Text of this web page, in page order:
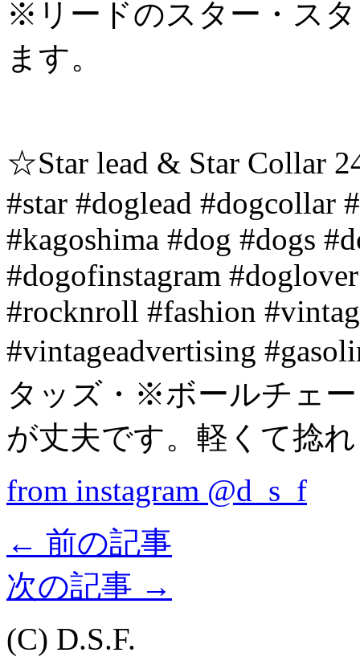
※リードのスター・ス
ます。
☆Star lead & Star Collar
#star #doglead #dogcollar
#kagoshima #dog #dogs
#dogofinstagram
#rocknroll #fashion
#vintageadvertising
タッズ・※ボールチェ
が丈夫です。軽くて捻
from instagram @d_s_f
← 前の記事
次の記事 →
(C) D.S.F.